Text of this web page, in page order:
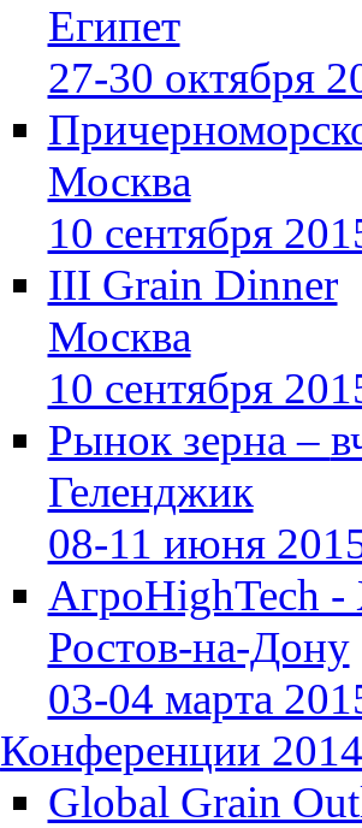
Египет
27-30 октября
Москва
10 сентября
III Grain Dinner
Москва
10 сентября
Рынок зерна –
Геленджик
08-11 июня
АгроHighTech
Ростов-на-Дону
03-04 марта
Конференции 2014
Global Grain